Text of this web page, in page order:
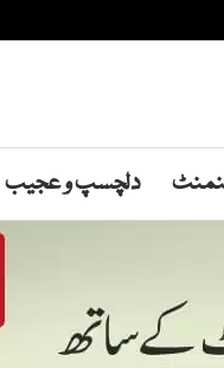
دلچسپ و عجیب